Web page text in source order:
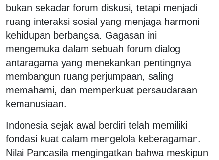
bukan sekadar forum diskusi, tetapi menjadi
ruang interaksi sosial yang menjaga harmoni
kehidupan berbangsa. Gagasan ini
mengemuka dalam sebuah forum dialog
antaragama yang menekankan pentingnya
membangun ruang perjumpaan, saling
memahami, dan memperkuat persaudaraan
kemanusiaan.
Indonesia sejak awal berdiri telah memiliki
fondasi kuat dalam mengelola keberagaman.
Nilai Pancasila mengingatkan bahwa meskipun